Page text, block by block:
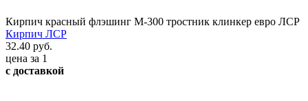
Кирпич красный флэшинг М-300 тростник клинкер евро ЛСР
Кирпич ЛСР
32.40 руб.
цена за 1
с доставкой